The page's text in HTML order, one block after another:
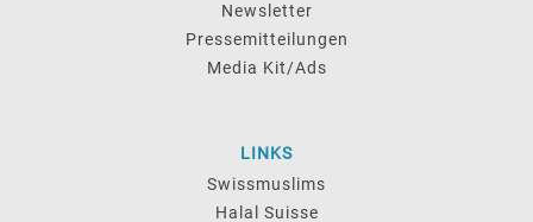
Newsletter
Pressemitteilungen
Media Kit/Ads
LINKS
Swissmuslims
Halal Suisse